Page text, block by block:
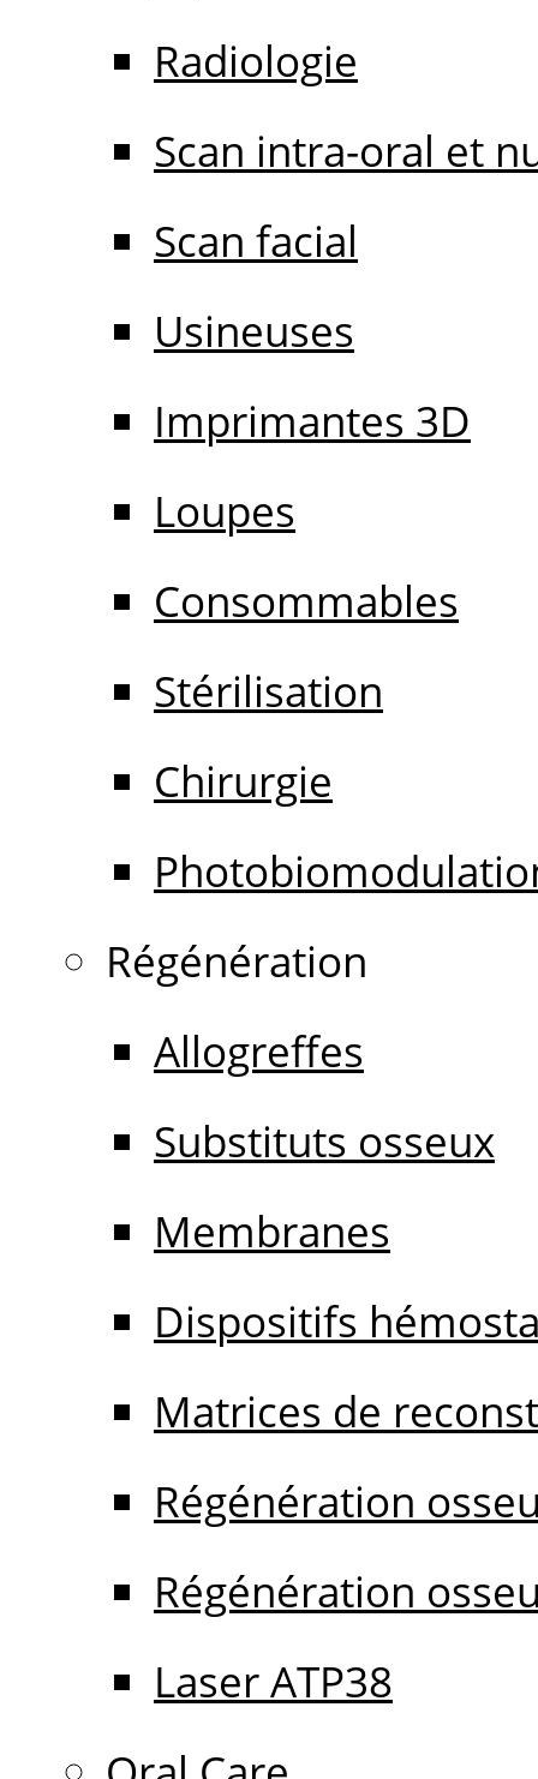
Radiologie
Scan intra-oral et
Scan facial
Usineuses
Imprimantes 3D
Loupes
Consommables
Stérilisation
Chirurgie
Régénération
Allogreffes
Substituts osseux
Membranes
Dispositifs
Matrices de
Régénération
Régénération
Laser ATP38